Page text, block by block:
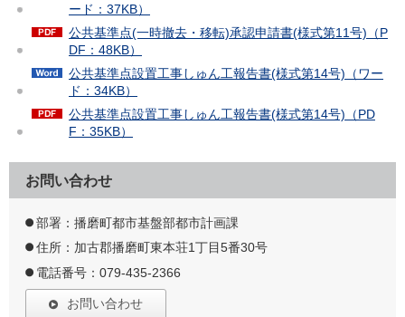
ード：37KB）
公共基準点(一時撤去・移転)承認申請書(様式第11号)（P
DF：48KB）
公共基準点設置工事しゅん工報告書(様式第14号)（ワー
ド：34KB）
公共基準点設置工事しゅん工報告書(様式第14号)（PD
F：35KB）
お問い合わせ
部署：播磨町都市基盤部都市計画課
住所：加古郡播磨町東本荘1丁目5番30号
電話番号：079-435-2366
お問い合わせ